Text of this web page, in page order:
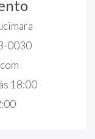
0030
18:00